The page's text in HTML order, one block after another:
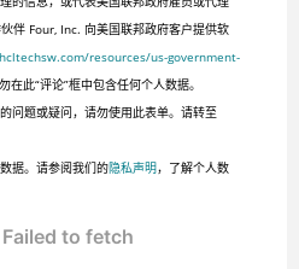
伴 Four, Inc. 向美国联邦政府客户提供软
resources/us-government-
此“评论”框中包含任何个人数据。
问题或疑问，请勿使用此表单。请转至
据。请参阅我们的隐私声明，了解个人数